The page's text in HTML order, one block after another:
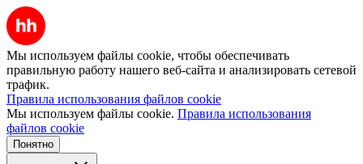
Мы используем файлы cookie, чтобы обеспечивать
правильную работу нашего веб-сайта и анализировать сетевой
трафик.
Правила использования файлов cookie
Мы используем файлы cookie. Правила использования
файлов cookie
Понятно